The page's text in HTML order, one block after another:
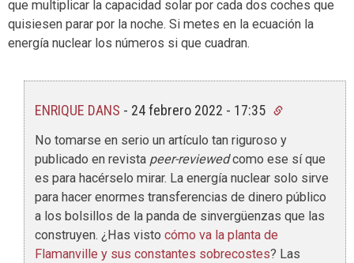
que multiplicar la capacidad solar por cada dos coches que
quisiesen parar por la noche. Si metes en la ecuación la
energía nuclear los números si que cuadran.
ENRIQUE DANS - 24 febrero 2022 - 17:35
No tomarse en serio un artículo tan riguroso y
publicado en revista peer-reviewedcomo ese sí que
es para hacérselo mirar. La energía nuclear solo sirve
para hacer enormes transferencias de dinero público
a los bolsillos de la panda de sinvergüenzas que las
construyen. ¿Has visto cómo va la planta de
Flamanville y sus constantes sobrecostes? Las